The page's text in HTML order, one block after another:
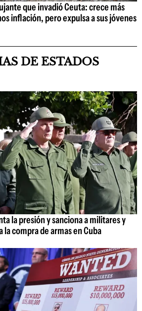
que invadió Ceuta: crece más
inflación, pero expulsa a sus jóvenes
DE ESTADOS
la presión y sanciona a militares y
la compra de armas en Cuba